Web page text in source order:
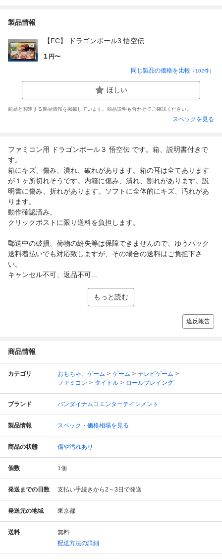
製品情報
【FC】 ドラゴンボール3 悟空伝
1 円〜
同じ製品の価格を比較 （102件）
ほしい
商品と関連する製品情報を掲載しています。商品説明も合わせてご確認ください。
スペックを見る
ファミコン用 ドラゴンボール３ 悟空伝 です。箱、説明書付きで
す。
箱にキズ、傷み、潰れ、破れがあります。箱の耳は全てあります
が１ヶ所切れそうです。内箱に傷み、潰れ、割れがあります。説
明書に傷み、折れがあります。ソフトに全体的にキズ、汚れがあ
ります。
動作確認済み。
クリックポストに限り送料を負担します。
郵送中の破損、荷物の紛失等は保障できませんので、ゆうパック
送料着払いでも対応致しますが、その場合の送料はご負担下さ
い。
キャンセル不可、返品不可...
もっと読む
違反報告
商品情報
カテゴリ おもちゃ、ゲーム ゲーム
テレビゲーム
ファミコン
タイトル ロールプレイング
ブランド バンダイナムコエンターテインメント
製品情報 スペック・価格相場を見る
商品の状態 傷や汚れあり
個数 1個
発送までの日数 支払い手続きから2～3日で発送
発送元の地域 東京都
送料
無料
配送方法の詳細